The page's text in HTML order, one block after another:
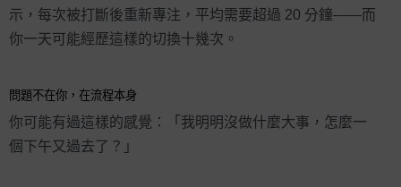
示，每次被打斷後重新專注，平均需要超過 20 分鐘——而
你一天可能經歷這樣的切換十幾次。
問題不在你，在流程本身
你可能有過這樣的感覺：「我明明沒做什麼大事，怎麼一
個下午又過去了？」